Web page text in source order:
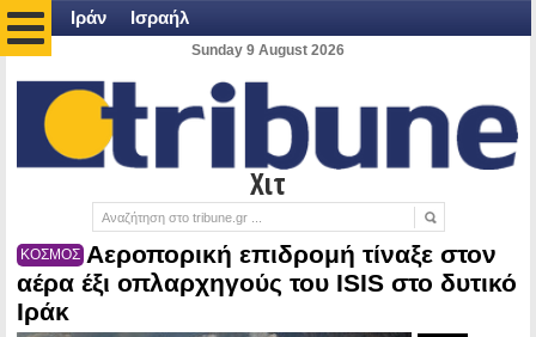
Ιράν Ισραήλ
Sunday 9 August 2026
Χιτ
ΚΟΣΜΟΣ Αεροπορική επιδρομή τίναξε στον
αέρα έξι οπλαρχηγούς του ISIS στο δυτικό
Ιράκ